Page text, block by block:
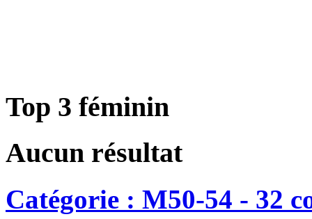
Top 3 féminin
Aucun résultat
Catégorie : M50-54 - 32